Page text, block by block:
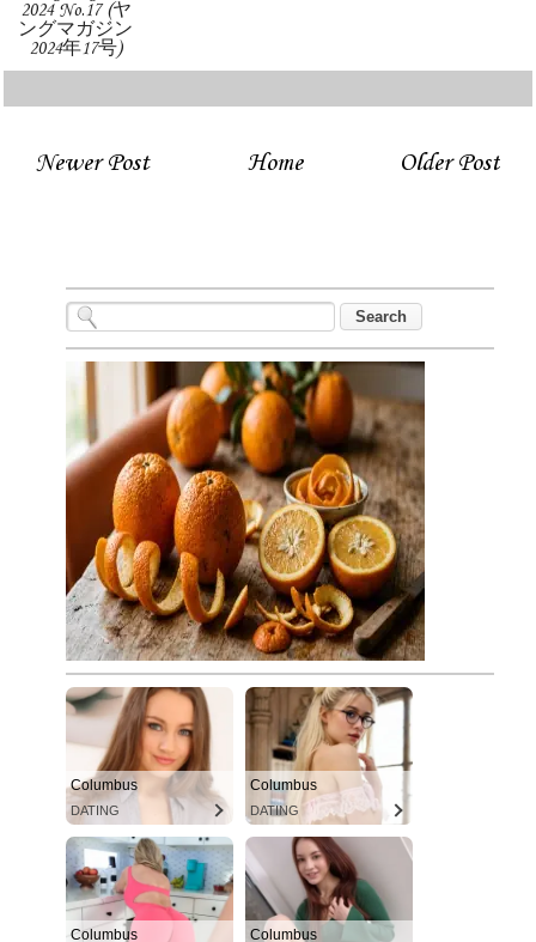
2024 No.17 (ヤ
ングマガジン
2024年17号)
Newer Post Older Post
Home
Columbus
DATING
Columbus
DATING
Columbus Columbus